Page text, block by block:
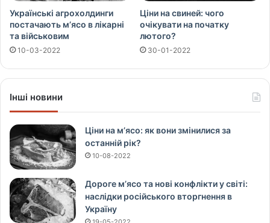
Українські агрохолдинги
постачають м’ясо в лікарні
та військовим
10-03-2022
Ціни на свиней: чого
очікувати на початку
лютого?
30-01-2022
Інші новини
Ціни на м’ясо: як вони змінилися за
останній рік?
10-08-2022
Дороге м’ясо та нові конфлікти у світі:
наслідки російського вторгнення в
Україну